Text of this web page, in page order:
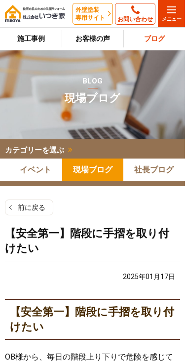
外壁塗装
専用サイト
お問い合わせ
施工事例 お客様の声 ブログ
BLOG
現場ブログ
カテゴリーを選ぶ
イベント 現場ブログ 社長ブログ
前に戻る
【安全第一】階段に手摺を取り付
けたい
2025年01月17日
【安全第一】階段に手摺を取り付
けたい
OB様から、毎日の階段上り下りで危険を感じて